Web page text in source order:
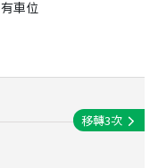
有車位
移轉3次